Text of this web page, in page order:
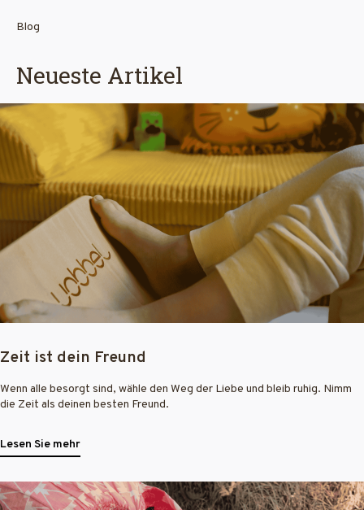
Blog
Neueste Artikel
Zeit ist dein Freund
Wenn alle besorgt sind, wähle den Weg der Liebe und bleib ruhig. Nimm
die Zeit als deinen besten Freund.
Lesen Sie mehr